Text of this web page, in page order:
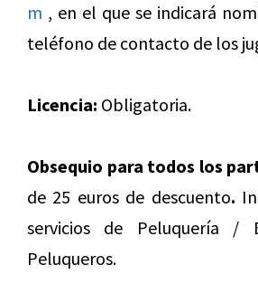
m , en el que se indicará
teléfono de contacto de los
Licencia: Obligatoria.
Obsequio para todos los
de 25 euros de descuento.
servicios de Peluquería /
Peluqueros.